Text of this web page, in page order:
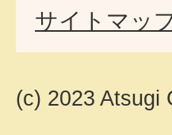
サイトマッ
(c) 2023 Atsugi